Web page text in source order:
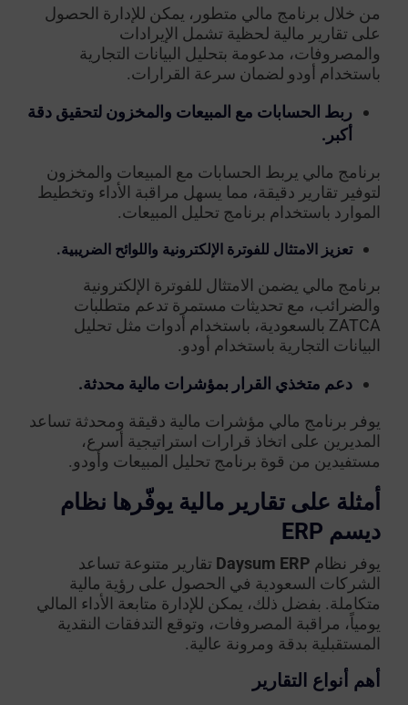
من خلال برنامج مالي متطور، يمكن للإدارة الحصول
على تقارير مالية لحظية تشمل الإيرادات
والمصروفات، مدعومة بتحليل البيانات التجارية
باستخدام أودو لضمان سرعة القرارات.
ربط الحسابات مع المبيعات والمخزون لتحقيق دقة
أكبر.
برنامج مالي يربط الحسابات مع المبيعات والمخزون
لتوفير تقارير دقيقة، مما يسهل مراقبة الأداء وتخطيط
الموارد باستخدام برنامج تحليل المبيعات.
تعزيز الامتثال للفوترة الإلكترونية واللوائح الضريبية.
برنامج مالي يضمن الامتثال للفوترة الإلكترونية
والضرائب، مع تحديثات مستمرة تدعم متطلبات
ZATCA بالسعودية، باستخدام أدوات مثل تحليل
البيانات التجارية باستخدام أودو.
دعم متخذي القرار بمؤشرات مالية محدثة.
يوفر برنامج مالي مؤشرات مالية دقيقة ومحدثة تساعد
المديرين على اتخاذ قرارات استراتيجية أسرع،
مستفيدين من قوة برنامج تحليل المبيعات وأودو.
أمثلة على تقارير مالية يوفّرها نظام
ديسم ERP
يوفر نظام Daysum ERP تقارير متنوعة تساعد
الشركات السعودية في الحصول على رؤية مالية
متكاملة. بفضل ذلك، يمكن للإدارة متابعة الأداء المالي
يومياً، مراقبة المصروفات، وتوقع التدفقات النقدية
المستقبلية بدقة ومرونة عالية.
أهم أنواع التقارير